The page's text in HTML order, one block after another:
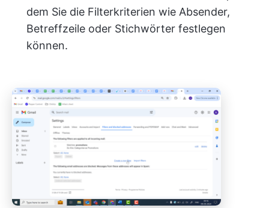
dem Sie die Filterkriterien wie Absender,
Betreffzeile oder Stichwörter festlegen
können.